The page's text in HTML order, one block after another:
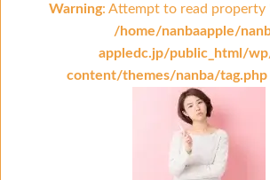
Warning: Attempt to read property
/home/nanbaapple/
appledc.jp/public_html/
content/themes/nanba/tag.php